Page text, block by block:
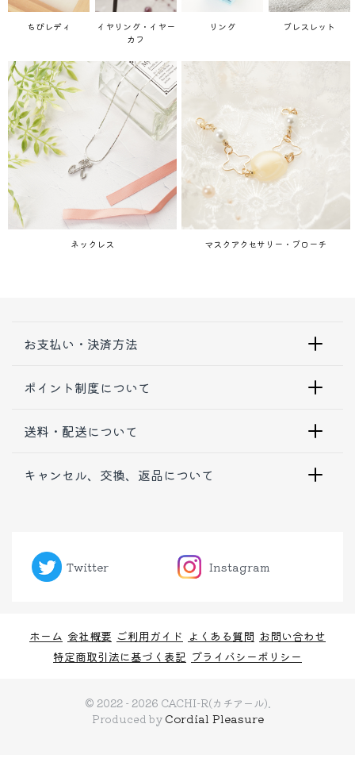
ちびレディ
イヤリング・イヤー
カフ
リング ブレスレット
ネックレス マスクアクセサリー・ブローチ
お支払い・決済方法
ポイント制度について
送料・配送について
キャンセル、交換、返品について
Twitter Instagram
ホーム 会社概要 ご利用ガイド よくある質問 お問い合わせ
特定商取引法に基づく表記 プライバシーポリシー
© 2022 - 2026 CACHI-R(カチアール).
Produced by Cordial Pleasure